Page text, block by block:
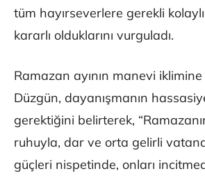
tüm hayırseverlere gerekli
kararlı olduklarını vurguladı.
Ramazan ayının manevi
Düzgün, dayanışmanın
gerektiğini belirterek,
ruhuyla, dar ve orta gelirli
güçleri nispetinde, onları